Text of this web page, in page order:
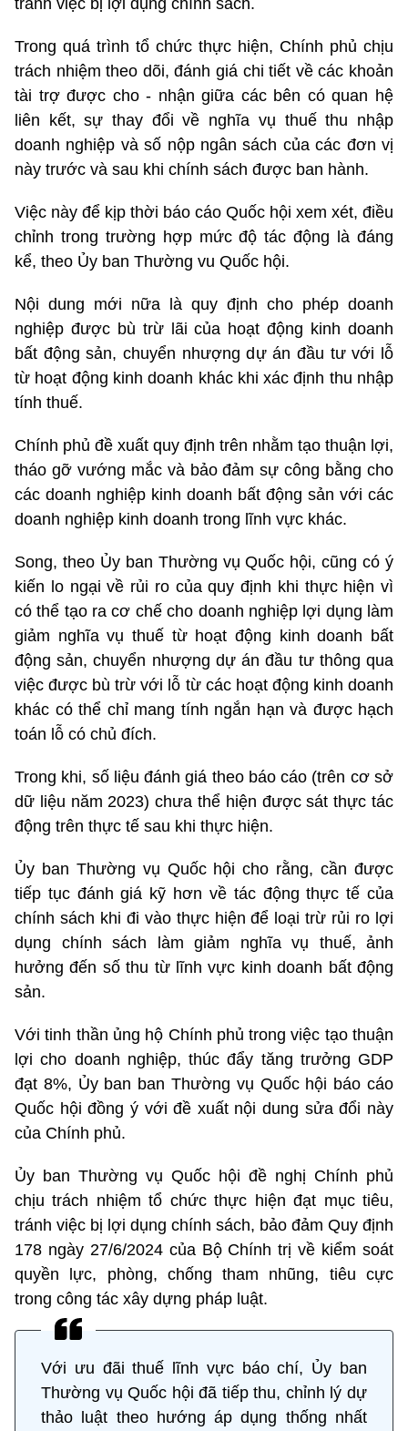
Trong quá trình tổ chức thực hiện, Chính phủ chịu
trách nhiệm theo dõi, đánh giá chi tiết về các khoản
tài trợ được cho - nhận giữa các bên có quan hệ
liên kết, sự thay đổi về nghĩa vụ thuế thu nhập
doanh nghiệp và số nộp ngân sách của các đơn vị
này trước và sau khi chính sách được ban hành.
Việc này để kịp thời báo cáo Quốc hội xem xét, điều
chỉnh trong trường hợp mức độ tác động là đáng
kể, theo Ủy ban Thường vu Quốc hội.
Nội dung mới nữa là quy định cho phép doanh
nghiệp được bù trừ lãi của hoạt động kinh doanh
bất động sản, chuyển nhượng dự án đầu tư với lỗ
từ hoạt động kinh doanh khác khi xác định thu nhập
tính thuế.
Chính phủ đề xuất quy định trên nhằm tạo thuận lợi,
tháo gỡ vướng mắc và bảo đảm sự công bằng cho
các doanh nghiệp kinh doanh bất động sản với các
doanh nghiệp kinh doanh trong lĩnh vực khác.
Song, theo Ủy ban Thường vụ Quốc hội, cũng có ý
kiến lo ngại về rủi ro của quy định khi thực hiện vì
có thể tạo ra cơ chế cho doanh nghiệp lợi dụng làm
giảm nghĩa vụ thuế từ hoạt động kinh doanh bất
động sản, chuyển nhượng dự án đầu tư thông qua
việc được bù trừ với lỗ từ các hoạt động kinh doanh
khác có thể chỉ mang tính ngắn hạn và được hạch
toán lỗ có chủ đích.
Trong khi, số liệu đánh giá theo báo cáo (trên cơ sở
dữ liệu năm 2023) chưa thể hiện được sát thực tác
động trên thực tế sau khi thực hiện.
Ủy ban Thường vụ Quốc hội cho rằng, cần được
tiếp tục đánh giá kỹ hơn về tác động thực tế của
chính sách khi đi vào thực hiện để loại trừ rủi ro lợi
dụng chính sách làm giảm nghĩa vụ thuế, ảnh
hưởng đến số thu từ lĩnh vực kinh doanh bất động
sản.
Với tinh thần ủng hộ Chính phủ trong việc tạo thuận
lợi cho doanh nghiệp, thúc đẩy tăng trưởng GDP
đạt 8%, Ủy ban ban Thường vụ Quốc hội báo cáo
Quốc hội đồng ý với đề xuất nội dung sửa đổi này
của Chính phủ.
Ủy ban Thường vụ Quốc hội đề nghị Chính phủ
chịu trách nhiệm tổ chức thực hiện đạt mục tiêu,
tránh việc bị lợi dụng chính sách, bảo đảm Quy định
178 ngày 27/6/2024 của Bộ Chính trị về kiểm soát
quyền lực, phòng, chống tham nhũng, tiêu cực
trong công tác xây dựng pháp luật.
Với ưu đãi thuế lĩnh vực báo chí, Ủy ban
Thường vụ Quốc hội đã tiếp thu, chỉnh lý dự
thảo luật theo hướng áp dụng thống nhất